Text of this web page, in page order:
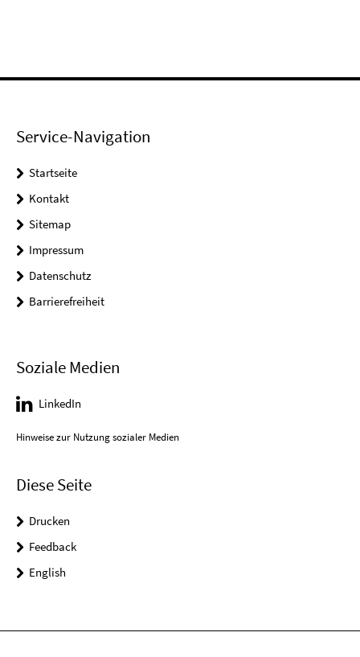
Service-Navigation
Startseite
Kontakt
Sitemap
Impressum
Datenschutz
Barrierefreiheit
Soziale Medien
LinkedIn
Hinweise zur Nutzung sozialer Medien
Diese Seite
Drucken
Feedback
English